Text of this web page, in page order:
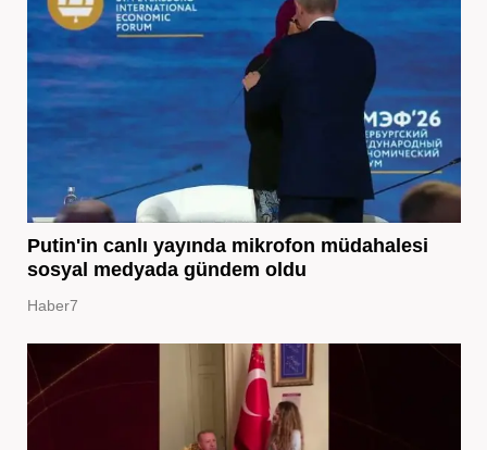
Putin'in canlı yayında mikrofon müdahalesi
sosyal medyada gündem oldu
Haber7